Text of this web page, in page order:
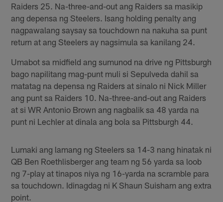
Raiders 25. Na-three-and-out ang Raiders sa masikip
ang depensa ng Steelers. Isang holding penalty ang
nagpawalang saysay sa touchdown na nakuha sa punt
return at ang Steelers ay nagsimula sa kanilang 24.
Umabot sa midfield ang sumunod na drive ng Pittsburgh
bago napilitang mag-punt muli si Sepulveda dahil sa
matatag na depensa ng Raiders at sinalo ni Nick Miller
ang punt sa Raiders 10. Na-three-and-out ang Raiders
at si WR Antonio Brown ang nagbalik sa 48 yarda na
punt ni Lechler at dinala ang bola sa Pittsburgh 44.
Lumaki ang lamang ng Steelers sa 14-3 nang hinatak ni
QB Ben Roethlisberger ang team ng 56 yarda sa loob
ng 7-play at tinapos niya ng 16-yarda na scramble para
sa touchdown. Idinagdag ni K Shaun Suisham ang extra
point.